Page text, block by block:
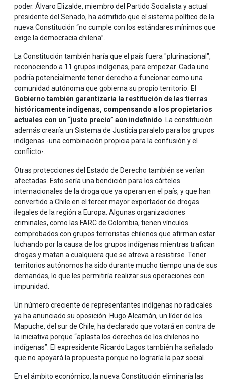
poder. Álvaro Elizalde, miembro del Partido Socialista y actual
presidente del Senado, ha admitido que el sistema político de la
nueva Constitución “no cumple con los estándares mínimos que
exige la democracia chilena”.
La Constitución también haría que el país fuera "plurinacional",
reconociendo a 11 grupos indígenas, para empezar. Cada uno
podría potencialmente tener derecho a funcionar como una
comunidad autónoma que gobierna su propio territorio.
El
Gobierno también garantizaría la restitución de las tierras
históricamente indígenas, compensando a los propietarios
actuales con un “justo precio” aún indefinido . La constitución
además crearía un Sistema de Justicia paralelo para los grupos
indígenas -una combinación propicia para la confusión y el
conflicto-.
Otras protecciones del Estado de Derecho también se verían
afectadas. Esto sería una bendición para los cárteles
internacionales de la droga que ya operan en el país, y que han
convertido a Chile en el tercer mayor exportador de drogas
ilegales de la región a Europa. Algunas organizaciones
criminales, como las FARC de Colombia, tienen vínculos
comprobados con grupos terroristas chilenos que afirman estar
luchando por la causa de los grupos indígenas mientras trafican
drogas y matan a cualquiera que se atreva a resistirse. Tener
territorios autónomos ha sido durante mucho tiempo una de sus
demandas, lo que les permitiría realizar sus operaciones con
impunidad.
Un número creciente de representantes indígenas no radicales
ya ha anunciado su oposición. Hugo Alcamán, un líder de los
Mapuche, del sur de Chile, ha declarado que votará en contra de
la iniciativa porque “aplasta los derechos de los chilenos no
indígenas”. El expresidente Ricardo Lagos también ha señalado
que no apoyará la propuesta porque no lograría la paz social.
En el ámbito económico, la nueva Constitución eliminaría las